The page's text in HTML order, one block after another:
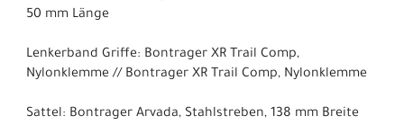
50 mm Länge
Lenkerband Griffe: Bontrager XR Trail Comp,
Nylonklemme // Bontrager XR Trail Comp, Nylonklemme
Sattel: Bontrager Arvada, Stahlstreben, 138 mm Breite